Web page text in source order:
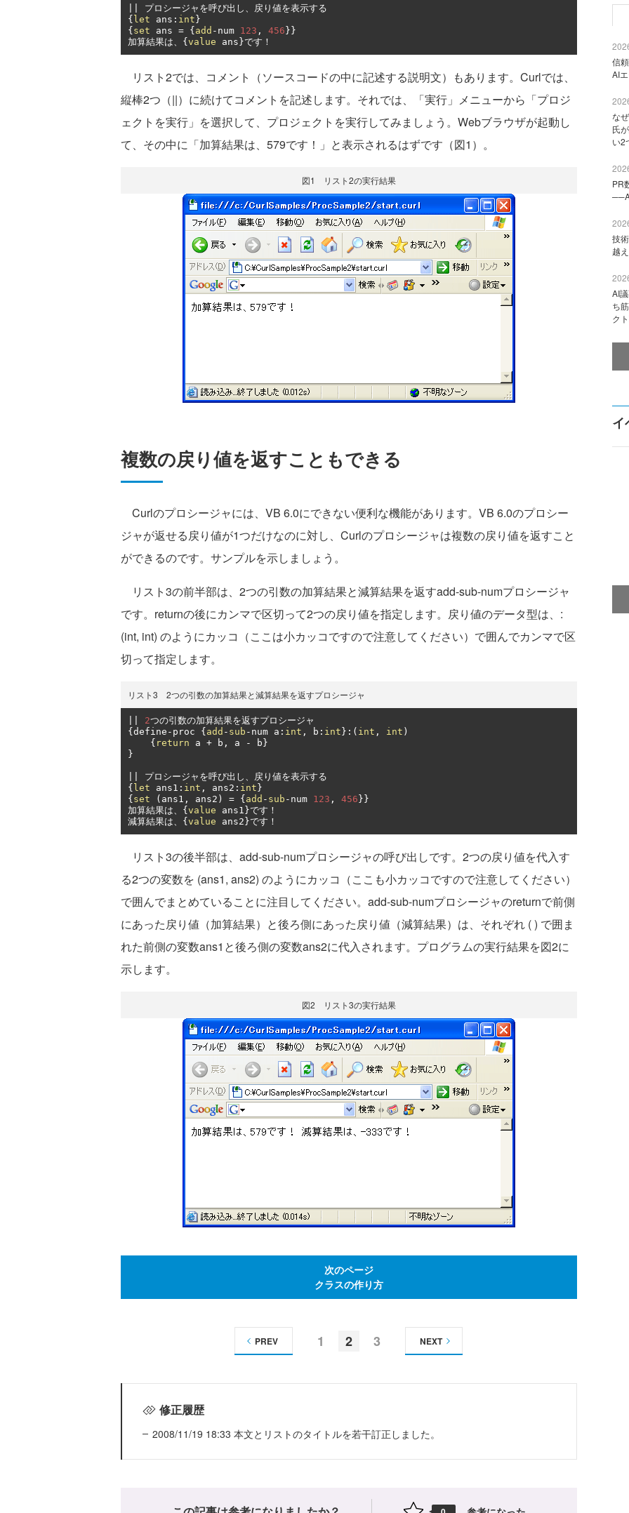
プロシージャを呼び出し、戻り値を表示する
{ let ans : int }
{ set ans = { add - num 123 , 456 }}
加算結果は、{ value ans }です！
リスト2では、コメント（ソースコードの中に記述する説明文）もあります。Curlでは、
縦棒2つ（||）に続けてコメントを記述します。それでは、「実行」メニューから「プロジ
ェクトを実行」を選択して、プロジェクトを実行してみましょう。Webブラウザが起動し
て、その中に「加算結果は、579です！」と表示されるはずです（図1）。
図1 リスト2の実行結果
複数の戻り値を返すこともできる
Curlのプロシージャには、VB 6.0にできない便利な機能があります。VB 6.0のプロシー
ジャが返せる戻り値が1つだけなのに対し、Curlのプロシージャは複数の戻り値を返すこと
ができるのです。サンプルを示しましょう。
リスト3の前半部は、2つの引数の加算結果と減算結果を返すadd-sub-numプロシージャ
です。returnの後にカンマで区切って2つの戻り値を指定します。戻り値のデータ型は、:
(int, int) のようにカッコ（ここは小カッコですので注意してください）で囲んでカンマで区
切って指定します。
リスト3 2つの引数の加算結果と減算結果を返すプロシージャ
2つの引数の加算結果を返すプロシージャ
{ define - proc { add - sub - num a : int , b : int }:( int , int )
{ return a + b , a - b }
}
プロシージャを呼び出し、戻り値を表示する
{ let ans1 : int , ans2 : int }
{ set ( ans1 , ans2 ) = { add - sub - num 123 , 456 }}
加算結果は、{ value ans1 }です！
減算結果は、{ value ans2 }です！
リスト3の後半部は、add-sub-numプロシージャの呼び出しです。2つの戻り値を代入す
る2つの変数を (ans1, ans2) のようにカッコ（ここも小カッコですので注意してください）
で囲んでまとめていることに注目してください。add-sub-numプロシージャのreturnで前側
にあった戻り値（加算結果）と後ろ側にあった戻り値（減算結果）は、それぞれ ( ) で囲ま
れた前側の変数ans1と後ろ側の変数ans2に代入されます。プログラムの実行結果を図2に
示します。
図2 リスト3の実行結果
次のページ
クラスの作り方
1 2 3
PREV NEXT
修正履歴
2008/11/19 18:33 本文とリストのタイトルを若干訂正しました。
信
AI
な
氏
い2
PR
技
越
AI
ち
ク
イ